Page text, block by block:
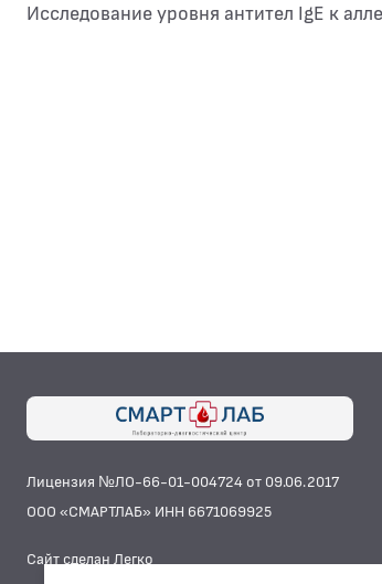
Исследование уровня антител IgE к
Лицензия №ЛО-66-01-004724 от 09.06.2017
ООО «СМАРТЛАБ» ИНН 6671069925
Сайт сделан Легко